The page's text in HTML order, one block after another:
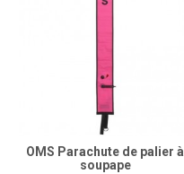
OMS Parachute de palier à
soupape